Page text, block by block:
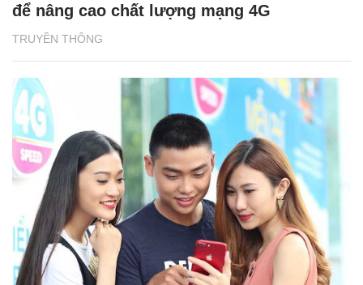
TRUYỀN THÔNG
để nâng cao chất lượng mạng 4G